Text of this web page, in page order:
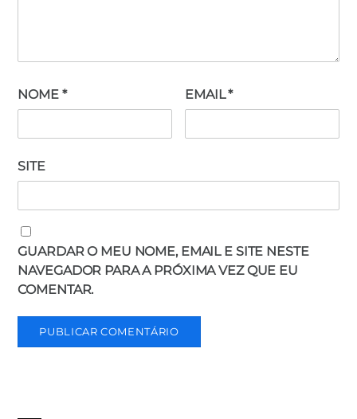
NOME * EMAIL*
SITE
GUARDAR O MEU NOME, EMAIL E SITE NESTE
NAVEGADOR PARA A PRÓXIMA VEZ QUE EU
COMENTAR.